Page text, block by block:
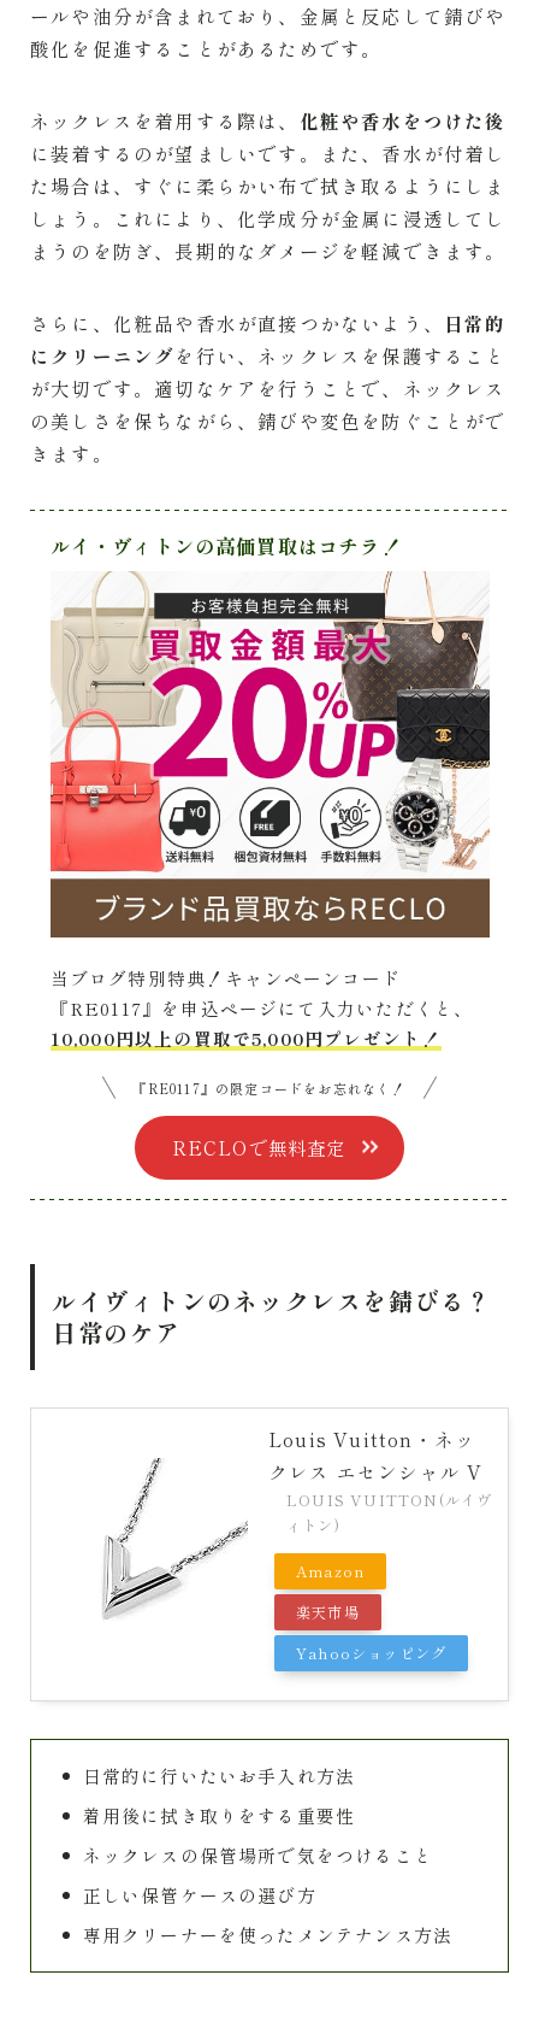
ールや油分が含まれており、金属と反応して錆びや
酸化を促進することがあるためです。
ネックレスを着用する際は、 化粧や香水をつけた後
に装着するのが望ましいです。また、香水が付着し
た場合は、すぐに柔らかい布で拭き取るようにしま
しょう。これにより、化学成分が金属に浸透してし
まうのを防ぎ、長期的なダメージを軽減できます。
さらに、化粧品や香水が直接つかないよう、
日常的
にクリーニングを行い、ネックレスを保護すること
が大切です。適切なケアを行うことで、ネックレス
の美しさを保ちながら、錆びや変色を防ぐことがで
きます。
ルイ・ヴィトンの高価買取はコチラ！
当ブログ特別特典！キャンペーンコード
『RE0117』を申込ページにて入力いただくと、
10,000円以上の買取で5,000円プレゼント！
『RE0117』の限定コードをお忘れなく！
RECLOで無料査定
ルイヴィトンのネックレスを錆びる？
日常のケア
Louis Vuitton・ネッ
クレス エセンシャル V
LOUIS VUITTON(ルイヴ
ィトン)
Amazon
楽天市場
Yahooショッピング
日常的に行いたいお手入れ方法
着用後に拭き取りをする重要性
ネックレスの保管場所で気をつけること
正しい保管ケースの選び方
専用クリーナーを使ったメンテナンス方法